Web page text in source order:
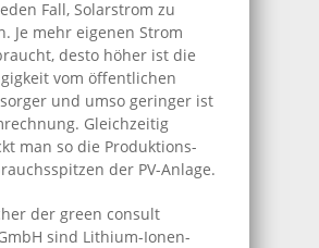
Fall, Solarstrom zu
Je mehr eigenen Strom
desto höher ist die
vom öffentlichen
und umso geringer ist
Gleichzeitig
man so die Produktions-
der PV-Anlage.
der green consult
sind Lithium-Ionen-